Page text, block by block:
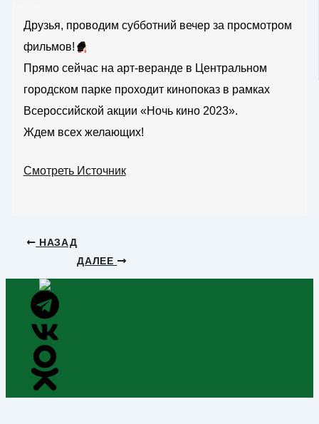
Друзья, проводим субботний вечер за просмотром
фильмов! 🍿
Прямо сейчас на арт-веранде в Центральном
городском парке проходит кинопоказ в рамках
Всероссийской акции «Ночь кино 2023».
Ждем всех желающих!
Смотреть Источник
НАЗАД
ДАЛЕЕ